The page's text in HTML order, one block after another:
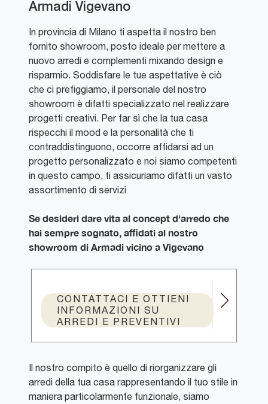
Armadi Vigevano
In provincia di Milano ti aspetta il nostro ben
fornito showroom, posto ideale per mettere a
nuovo arredi e complementi mixando design e
risparmio. Soddisfare le tue aspettative è ciò
che ci prefiggiamo, il personale del nostro
showroom è difatti specializzato nel realizzare
progetti creativi. Per far sì che la tua casa
rispecchi il mood e la personalità che ti
contraddistinguono, occorre affidarsi ad un
progetto personalizzato e noi siamo competenti
in questo campo, ti assicuriamo difatti un vasto
assortimento di servizi
Se desideri dare vita al concept d'arredo che
hai sempre sognato, affidati al nostro
showroom di Armadi vicino a Vigevano
CONTATTACI E OTTIENI
INFORMAZIONI SU
ARREDI E PREVENTIVI
Il nostro compito è quello di riorganizzare gli
arredi della tua casa rappresentando il tuo stile in
maniera particolarmente funzionale, siamo